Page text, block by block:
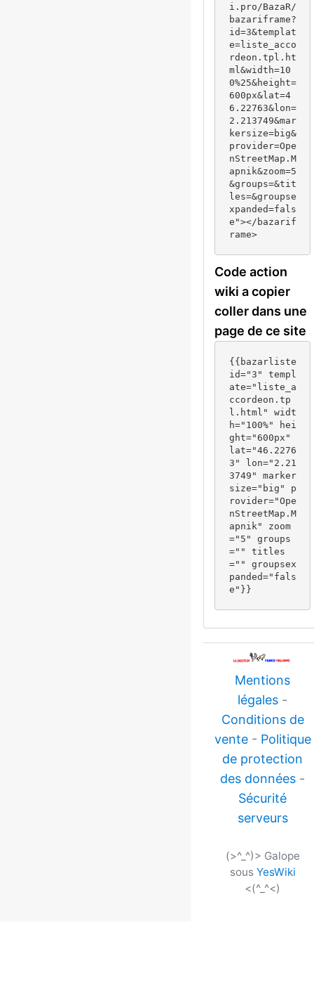
i.pro/BazaR/
bazariframe?
id=3&templat
e=liste_acco
rdeon.tpl.ht
ml&width=10
0%25&height=
600px&lat=4
6.22763&lon=
2.213749&mar
kersize=big&
provider=Ope
nStreetMap.M
apnik&zoom=5
&groups=&tit
les=&groupse
xpanded=fals
e"></bazarif
rame>
Code action
wiki a copier
coller dans une
page de ce site
{{bazarliste
id="3" templ
ate="liste_a
ccordeon.tp
l.html" widt
h="100%" hei
ght="600px"
lat="46.2276
3" lon="2.21
3749" marker
size="big" p
rovider="Ope
nStreetMap.M
apnik" zoom
="5" groups
="" titles
="" groupsex
panded="fals
e"}}
Mentions
légales -
Conditions de
vente- Politique
de protection
des données -
Sécurité
serveurs
(>^_^)> Galope
sous YesWiki
<(^_^<)